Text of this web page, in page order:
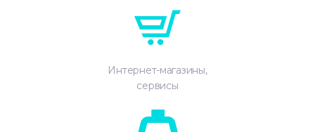
Интернет-магазины,
сервисы